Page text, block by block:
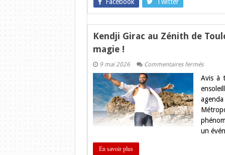
Kendji Girac au Zénith de
magie !
9 mai 2026 Commentaires ferméssur
Girac
Zénith
de
Toulouse
:
Venez
fêter
10
Avis à
un
En savoir plus